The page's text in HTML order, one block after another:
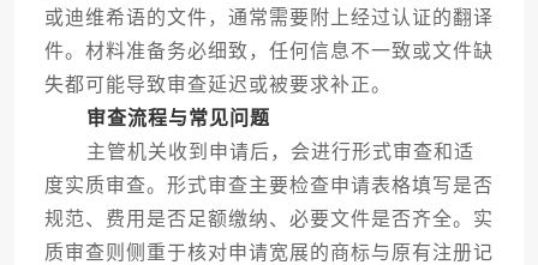
或迪维希语的文件，通常需要附上经过认证的翻译
件。材料准备务必细致，任何信息不一致或文件缺
失都可能导致审查延迟或被要求补正。
审查流程与常见问题
主管机关收到申请后，会进行形式审查和适
度实质审查。形式审查主要检查申请表格填写是否
规范、费用是否足额缴纳、必要文件是否齐全。实
质审查则侧重于核对申请宽展的商标与原有注册记